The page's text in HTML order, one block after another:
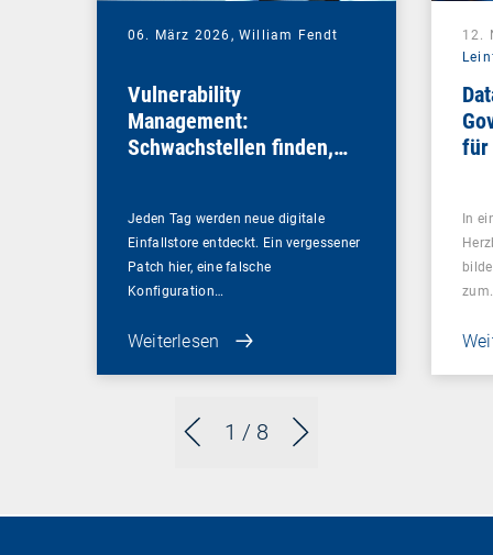
1 / 8
06. März 2026, William Fendt
Vulnerability
Management:
Schwachstellen finden,
Jeden Tag werden neue digitale
Einfallstore entdeckt. Ein vergessener
Patch hier, eine falsche
Konfiguration…
Weiterlesen
12.
für
In